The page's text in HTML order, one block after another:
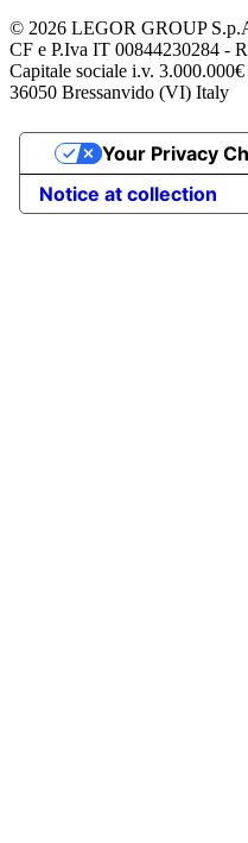
© 2026 LEGOR GROUP
CF e P.Iva IT 00844230284 -
Capitale sociale i.v.
36050 Bressanvido (VI) Italy
Notice at collection
Your Privacy